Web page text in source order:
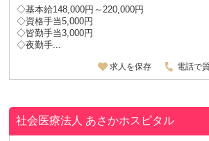
◇基本給148,000円～220,000円
◇資格手当5,000円
◇皆勤手当3,000円
◇夜勤手...
求人を保存 電話で
社会医療法人 あさかホスピタル